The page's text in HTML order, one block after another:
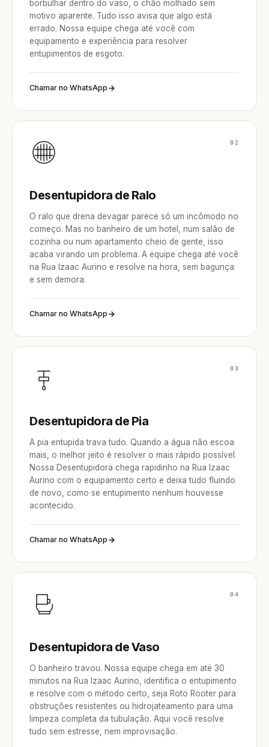
borbulhar dentro do vaso, o chão molhado sem
motivo aparente. Tudo isso avisa que algo está
errado. Nossa equipe chega até você com
equipamento e experiência para resolver
entupimentos de esgoto.
Chamar no WhatsApp
02
Desentupidora de Ralo
O ralo que drena devagar parece só um incômodo no
começo. Mas no banheiro de um hotel, num salão de
cozinha ou num apartamento cheio de gente, isso
acaba virando um problema. A equipe chega até você
na Rua Izaac Aurino e resolve na hora, sem bagunça
e sem demora.
Chamar no WhatsApp
03
Desentupidora de Pia
A pia entupida trava tudo. Quando a água não escoa
mais, o melhor jeito é resolver o mais rápido possível.
Nossa Desentupidora chega rapidinho na Rua Izaac
Aurino com o equipamento certo e deixa tudo fluindo
de novo, como se entupimento nenhum houvesse
acontecido.
Chamar no WhatsApp
04
Desentupidora de Vaso
O banheiro travou. Nossa equipe chega em até 30
minutos na Rua Izaac Aurino, identifica o entupimento
e resolve com o método certo, seja Roto Rooter para
obstruções resistentes ou hidrojateamento para uma
limpeza completa da tubulação. Aqui você resolve
tudo sem estresse, nem improvisação.